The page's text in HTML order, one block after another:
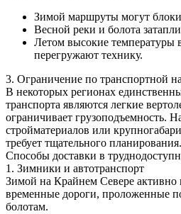
Зимой маршруты могут
Весной реки и болота
Летом высокие температуры
перегружают технику.
3. Ограничение по транспортной
В некоторых регионах
транспорта являются легкие
ограничивает грузоподъемность.
стройматериалов или
требует тщательного планирования.
Способы доставки в
1. Зимники и автотранспорт
Зимой на Крайнем Севере
временные дороги, проложенные
болотам.